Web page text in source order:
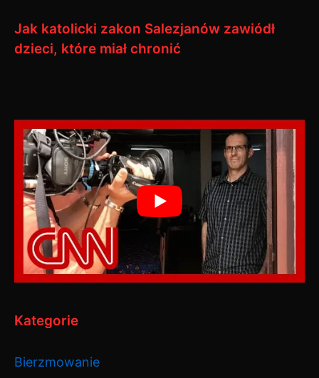
Jak katolicki zakon Salezjanów zawiódł
dzieci, które miał chronić
Kategorie
Bierzmowanie